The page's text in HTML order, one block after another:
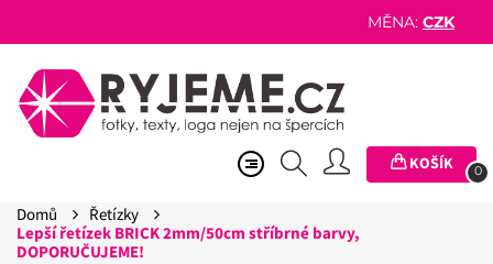
MĚNA: CZK
KOŠÍK 0
Domů
Řetízky
Lepší řetízek BRICK 2mm/50cm stříbrné barvy,
DOPORUČUJEME!